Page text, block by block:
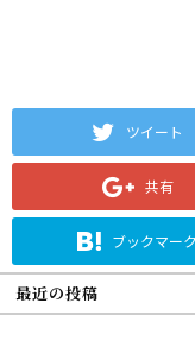
ツイート
共有
ブックマーク
最近の投稿